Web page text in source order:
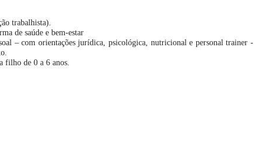
trabalhista).
de saúde e bem-estar
– com orientações jurídica, psicológica, nutricional e personal trainer -
filho de 0 a 6 anos.